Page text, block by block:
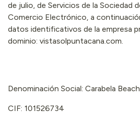
de julio, de Servicios de la Sociedad
Comercio Electrónico, a
datos identificativos de la empresa
dominio: vistasolpuntacana.com.
Denominación Social: Carabela
CIF: 101526734